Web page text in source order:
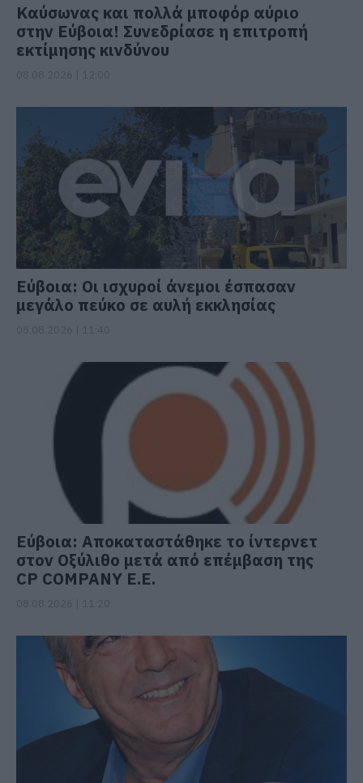
Καύσωνας και πολλά μποφόρ αύριο
στην Εύβοια! Συνεδρίασε η επιτροπή
εκτίμησης κινδύνου
Εύβοια: Οι ισχυροί άνεμοι έσπασαν
μεγάλο πεύκο σε αυλή εκκλησίας
Εύβοια: Αποκαταστάθηκε το ίντερνετ
στον Οξύλιθο μετά από επέμβαση της
CP COMPANY Ε.Ε.